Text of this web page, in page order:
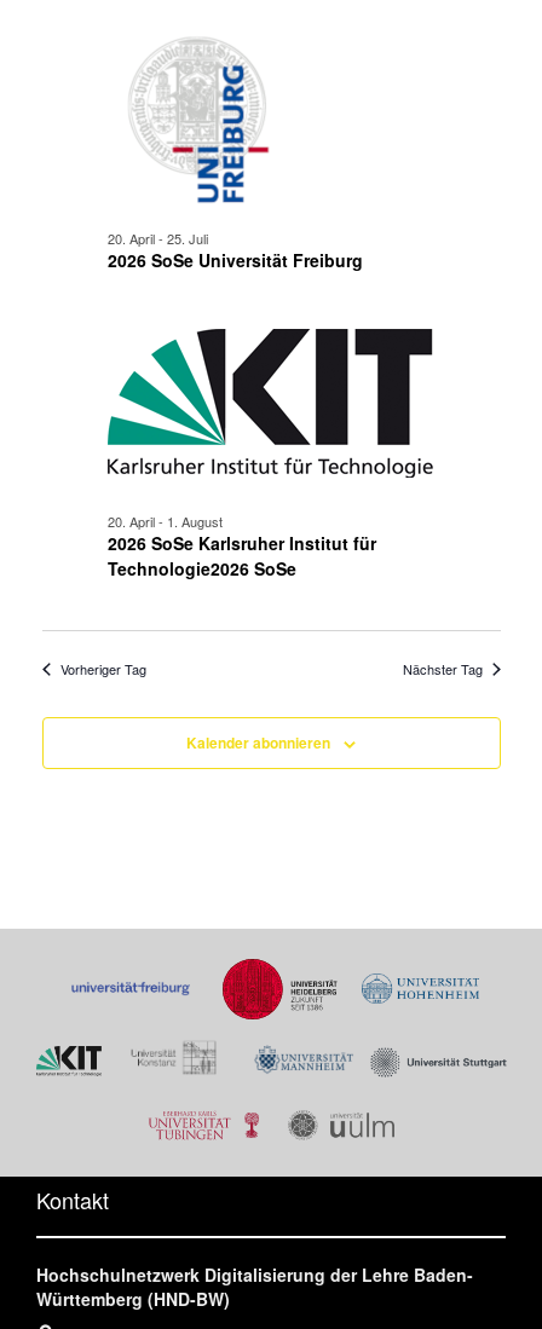
2026 SoSe Universität Freiburg
20. April- 25. Juli
2026 SoSe Karlsruher Institut für
Technologie2026 SoSe
20. April- 1. August
Vorheriger Tag Nächster Tag
Kalender abonnieren
Kontakt
Hochschulnetzwerk Digitalisierung der Lehre Baden-
Württemberg (HND-BW)